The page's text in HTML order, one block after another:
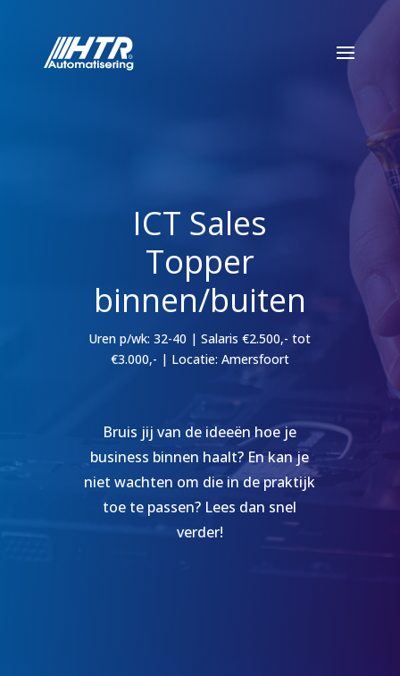
ICT Sales
Topper
binnen/buiten
Uren p/wk: 32-40 | Salaris €2.500,- tot
€3.000,- | Locatie: Amersfoort
Bruis jij van de ideeën hoe je
business binnen haalt? En kan je
niet wachten om die in de praktijk
toe te passen? Lees dan snel
verder!